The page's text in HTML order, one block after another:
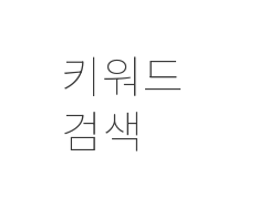
키워드
검색